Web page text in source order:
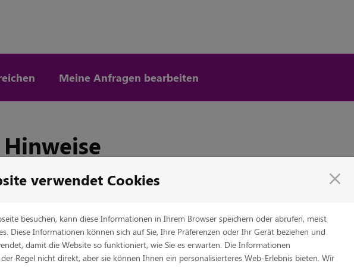
Meine Anfragen bearbeiten
Sinne gemäß §55 Abs. 2 Rundfunkstaatsvertrag (RStV)
verwendet Cookies close
besuchen, kann diese Informationen in Ihrem Browser speichern oder abrufen, meist
Diese Informationen können sich auf Sie, Ihre Präferenzen oder Ihr Gerät beziehen und
damit die Website so funktioniert, wie Sie es erwarten. Die Informationen
Regel nicht direkt, aber sie können Ihnen ein personalisierteres Web-Erlebnis bieten. Wir